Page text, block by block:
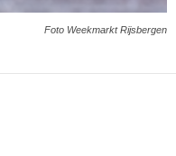
Foto Weekmarkt Rijsbergen